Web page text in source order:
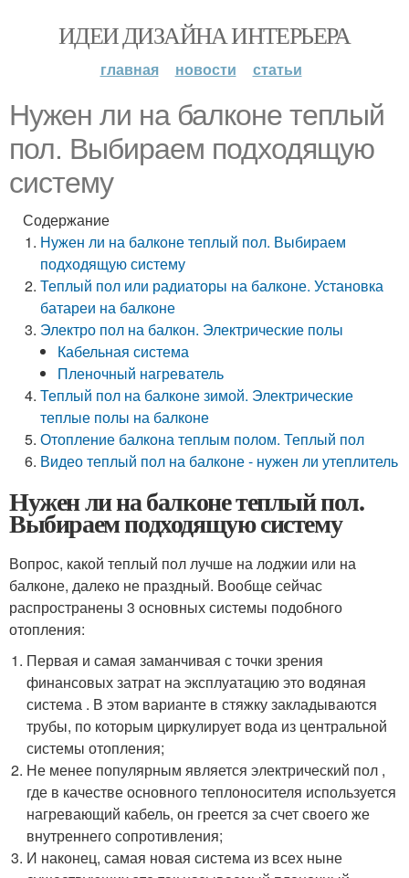
ИДЕИ ДИЗАЙНА ИНТЕРЬЕРА
главная новости статьи
Нужен ли на балконе теплый
пол. Выбираем подходящую
систему
Содержание
Нужен ли на балконе теплый пол. Выбираем
подходящую систему
Теплый пол или радиаторы на балконе. Установка
батареи на балконе
Электро пол на балкон. Электрические полы
Кабельная система
Пленочный нагреватель
Теплый пол на балконе зимой. Электрические
теплые полы на балконе
Отопление балкона теплым полом. Теплый пол
Видео теплый пол на балконе - нужен ли утеплитель
Нужен ли на балконе теплый пол.
Выбираем подходящую систему
Вопрос, какой теплый пол лучше на лоджии или на
балконе, далеко не праздный. Вообще сейчас
распространены 3 основных системы подобного
отопления:
Первая и самая заманчивая с точки зрения
финансовых затрат на эксплуатацию это водяная
система . В этом варианте в стяжку закладываются
трубы, по которым циркулирует вода из центральной
системы отопления;
Не менее популярным является электрический пол ,
где в качестве основного теплоносителя используется
нагревающий кабель, он греется за счет своего же
внутреннего сопротивления;
И наконец, самая новая система из всех ныне